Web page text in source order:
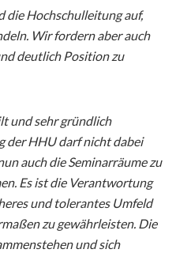
die Hochschulleitung auf,
Wir fordern aber auch
deutlich Position zu
und sehr gründlich
der HHU darf nicht dabei
auch die Seminarräume zu
Es ist die Verantwortung
und tolerantes Umfeld
zu gewährleisten. Die
und sich